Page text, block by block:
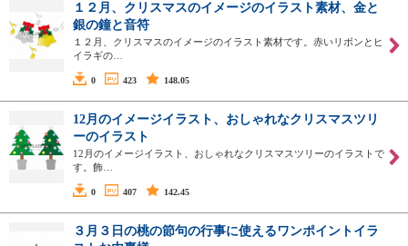
１２月、クリスマスのイメージのイラスト素材、金と
銀の鐘と音符
１２月、クリスマスのイメージのイラスト素材です。赤いリボンとヒ
イラギの…
0 423 148.05
12月のイメージイラスト、おしゃれなクリスマスツリ
ーのイラスト
12月のイメージイラスト、おしゃれなクリスマスツリーのイラストで
す。飾…
0 407 142.45
３月３日の桃の節句の行事に使えるワンポイントイラ